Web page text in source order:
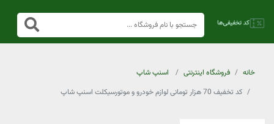
خانه فروشگاه اینترنتی
اسنپ شاپ
کد تخفیف 70 هزار تومانی لوازم خودرو و موتورسیکلت اسنپ شاپ